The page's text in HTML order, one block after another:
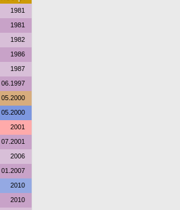
1981
1981
1982
1986
1987
06.1997
05.2000
05.2000
2001
07.2001
2006
01.2007
2010
2010